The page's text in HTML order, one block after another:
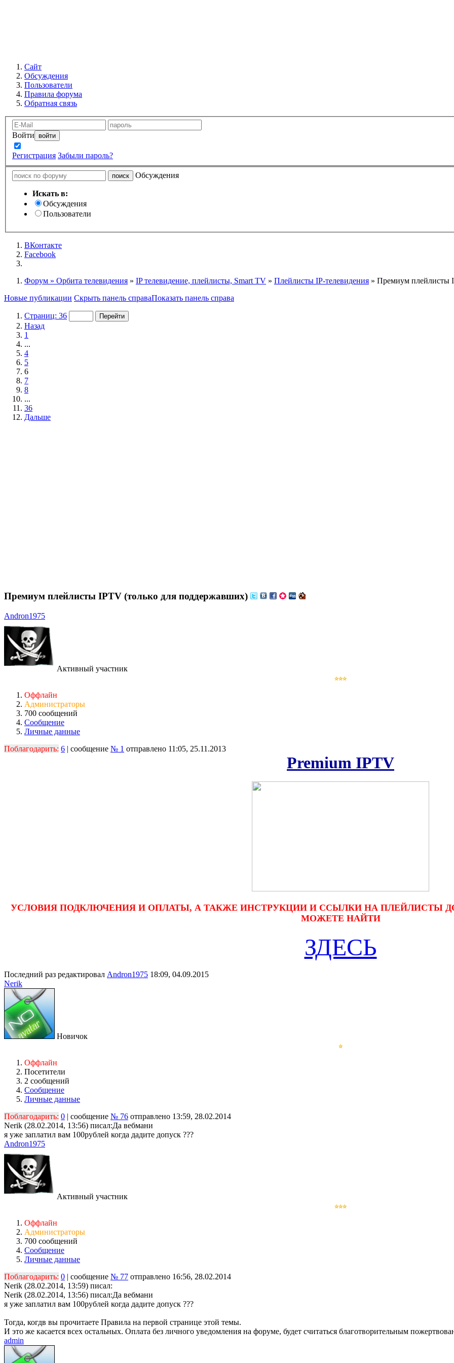
Сайт
Обсуждения
Пользователи
Правила форума
Обратная связь
Войти
Регистрация Забыли пароль?
Обсуждения
Искать в:
Обсуждения
Пользователи
ВКонтакте
Facebook
Форум » Орбита телевидения » IP телевидение, плейлисты, Smart TV » Плейлисты IP-телевидения » Премиум плейлисты
Новые публикации Скрыть панель справаПоказать панель справа
Страниц: 36
Назад
1
...
4
5
6
7
8
...
36
Дальше
Премиум плейлисты IPTV (только для поддержавших)
Andron1975
Активный участник
Оффлайн
Администраторы
700 сообщений
Сообщение
Личные данные
Поблагодарить: 6 | сообщение № 1 отправлено 11:05, 25.11.2013
Premium IPTV
УСЛОВИЯ ПОДКЛЮЧЕНИЯ И ОПЛАТЫ, А ТАКЖЕ ИНСТРУКЦИИ И ССЫЛКИ НА ПЛЕЙЛИСТЫ
МОЖЕТЕ НАЙТИ
ЗДЕСЬ
Последний раз редактировал Andron1975 18:09, 04.09.2015
Nerik
Новичок
Оффлайн
Посетители
2 сообщений
Сообщение
Личные данные
Поблагодарить: 0 | сообщение № 76 отправлено 13:59, 28.02.2014
Nerik (28.02.2014, 13:56) писал:Да вебмани
я уже заплатил вам 100рублей когда дадите допуск ???
Andron1975
Активный участник
Оффлайн
Администраторы
700 сообщений
Сообщение
Личные данные
Поблагодарить: 0 | сообщение № 77 отправлено 16:56, 28.02.2014
Nerik (28.02.2014, 13:59) писал:
Nerik (28.02.2014, 13:56) писал:Да вебмани
я уже заплатил вам 100рублей когда дадите допуск ???
Тогда, когдв вы прочитаете Правила на первой странице этой темы.
И это же касается всех остальных. Оплата без личного уведомления на форуме, будет считаться благотворительным
admin